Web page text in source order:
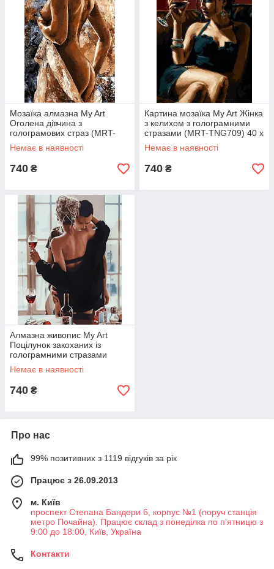
Мозаїка алмазна My Art
Оголена дівчина з
голограмових страз (MRT-
TNG720) 40 х 50 см (На
підрамнику)
Немає в наявності
740 ₴
Картина мозаїка My Art Жінка
з келихом з голограмними
стразами (MRT-TNG709) 40 х
50 см (На підрамнику)
Немає в наявності
740 ₴
Алмазна живопис My Art
Поцілунок закоханих із
голограмними стразами
(MRT-TNG1039) 40 х 50 см
(На підрамнику)
Немає в наявності
740 ₴
Про нас
99% позитивних з 1119 відгуків за рік
Працює з 26.09.2013
м. Київ
проспект Степана Бандери 6, корпус №1 (поруч станція
метро Почайна). Працює склад з понеділка по п'ятницю з
9:00 до 18:00, Київ, Україна
Контакти